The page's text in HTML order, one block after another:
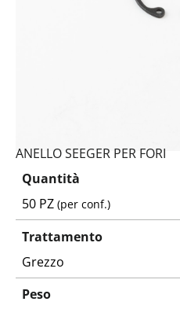
ANELLO SEEGER PER FORI
Quantità
50 PZ(per conf.)
Trattamento
Grezzo
Peso